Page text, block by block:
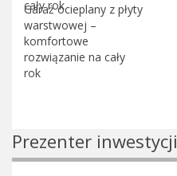
Garaż ocieplany z płyty
warstwowej –
komfortowe
rozwiązanie na cały
rok
Prezenter inwestycji